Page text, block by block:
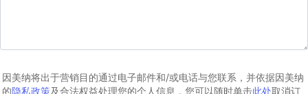
因美纳将出于营销目的通过电子邮件和/或电话与您联系，并依据因美纳
的隐私政策及合法权益处理您的个人信息，您可以随时单击此处取消订